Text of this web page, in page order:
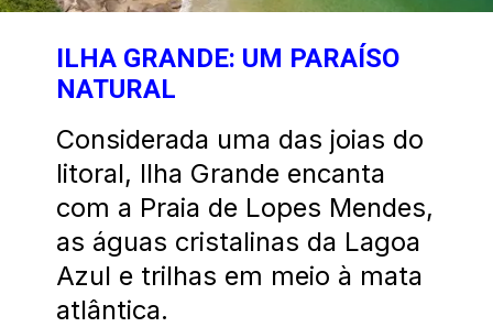
Considerada uma das joias do
litoral, Ilha Grande encanta
com a Praia de Lopes Mendes,
as águas cristalinas da Lagoa
Azul e trilhas em meio à mata
atlântica.
ILHA GRANDE: UM PARAÍSO
NATURAL